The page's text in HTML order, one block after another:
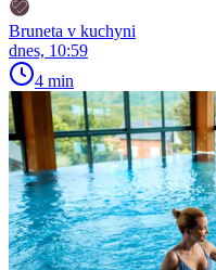
Bruneta v kuchyni
dnes, 10:59
4 min